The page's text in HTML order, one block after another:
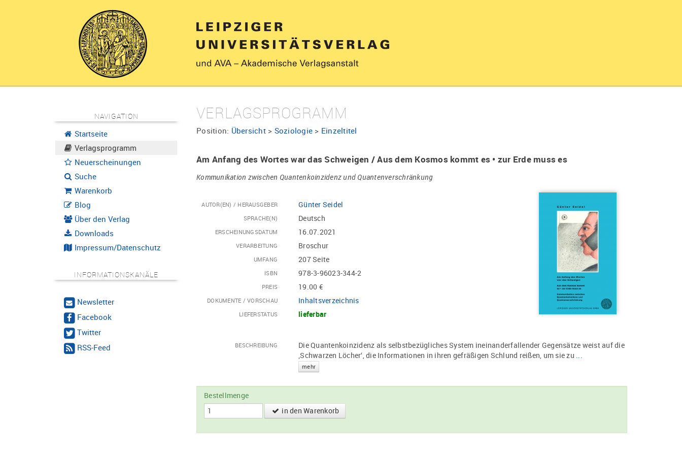
NAVIGATION
Startseite
Verlagsprogramm
Neuerscheinungen
Suche
Warenkorb
Blog
Über den Verlag
Downloads
Impressum/Datenschutz
INFORMATIONSKANÄLE
Newsletter
Facebook
Twitter
RSS-Feed
VERLAGSPROGRAMM
Position: Übersicht> Soziologie > Einzeltitel
Am Anfang des Wortes war das Schweigen / Aus dem Kosmos kommt es • zur Erde muss es
Kommunikation zwischen Quantenkoinzidenz und Quantenverschränkung
AUTOR(EN) / HERAUSGEBER Günter Seidel
SPRACHE(N) Deutsch
ERSCHEINUNGSDATUM 16.07.2021
VERARBEITUNG Broschur
UMFANG 207 Seite
ISBN 978-3-96023-344-2
PREIS 19.00 €
DOKUMENTE / VORSCHAU Inhaltsverzeichnis
LIEFERSTATUS lieferbar
BESCHREIBUNG
Die Quantenkoinzidenz als selbstbezügliches System ineinanderfallender Gegensätze weist auf die
‚Schwarzen Löcher‘, die Informationen in ihren gefräßigen Schlund reißen, um sie zu ...
mehr
Bestellmenge
in den Warenkorb